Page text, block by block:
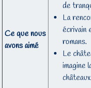
Ce que nous
avons aimé
de
La
écrivain
romans.
Le
imagine